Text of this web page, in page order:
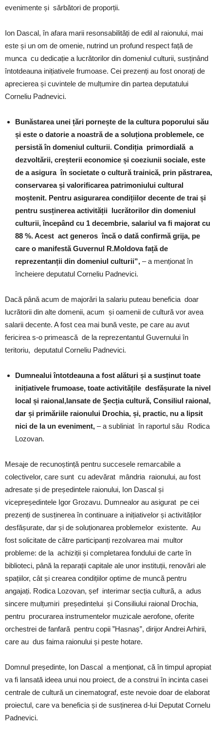
evenimente și sărbători de proporții.
Ion Dascal, în afara marii resonsabilități de edil al raionului, mai
este și un om de omenie, nutrind un profund respect față de
munca cu dedicație a lucrătorilor din domeniul culturii, susținând
întotdeauna inițiativele frumoase. Cei prezenți au fost onorați de
aprecierea și cuvintele de mulțumire din partea deputatului
Corneliu Padnevici.
Bunăstarea unei țări pornește de la cultura poporului său
și este o datorie a noastră de a soluționa problemele, ce
persistă în domeniul culturii. Condiția primordială a
dezvoltării, creșterii economice și coeziunii sociale, este
de a asigura în societate o cultură trainică, prin păstrarea,
conservarea și valorificarea patrimoniului cultural
moștenit. Pentru asigurarea condițiilor decente de trai și
pentru susținerea activității lucrătorilor din domeniul
culturii, începând cu 1 decembrie, salariul va fi majorat cu
88 %. Acest act generos încă o dată confirmă grija, pe
care o manifestă Guvernul R.Moldova față de
reprezentanții din domeniul culturii”, – a menționat în
încheiere deputatul Corneliu Padnevici.
Dacă până acum de majorări la salariu puteau beneficia doar
lucrătorii din alte domenii, acum și oamenii de cultură vor avea
salarii decente. A fost cea mai bună veste, pe care au avut
fericirea s-o primească de la reprezentantul Guvernului în
teritoriu, deputatul Corneliu Padnevici.
Dumnealui întotdeauna a fost alături și a susținut toate
inițiativele frumoase, toate activitățile desfășurate la nivel
local și raional,lansate de Șecția cultură, Consiliul raional,
dar și primăriile raionului Drochia, și, practic, nu a lipsit
nici de la un eveniment, – a subliniat în raportul său Rodica
Lozovan.
Mesaje de recunoștință pentru succesele remarcabile a
colectivelor, care sunt cu adevărat mândria raionului, au fost
adresate și de președintele raionului, Ion Dascal și
vicepreședintele Igor Grozavu. Dumnealor au asigurat pe cei
prezenți de susținerea în continuare a inițiativelor și activităților
desfășurate, dar și de soluționarea problemelor existente. Au
fost solicitate de către participanți rezolvarea mai multor
probleme: de la achiziții și completarea fondului de carte în
biblioteci, până la reparații capitale ale unor instituții, renovări ale
spațiilor, cât și crearea condițiilor optime de muncă pentru
angajați. Rodica Lozovan, șef interimar secția cultură, a adus
sincere mulțumiri președintelui și Consiliului raional Drochia,
pentru procurarea instrumentelor muzicale aerofone, oferite
orchestrei de fanfară pentru copii ”Hasnaș”, dirijor Andrei Arhirii,
care au dus faima raionului și peste hotare.
Domnul președinte, Ion Dascal a menționat, că în timpul apropiat
va fi lansată ideea unui nou proiect, de a construi în incinta casei
centrale de cultură un cinematograf, este nevoie doar de elaborat
proiectul, care va beneficia și de susținerea d-lui Deputat Cornelu
Padnevici.